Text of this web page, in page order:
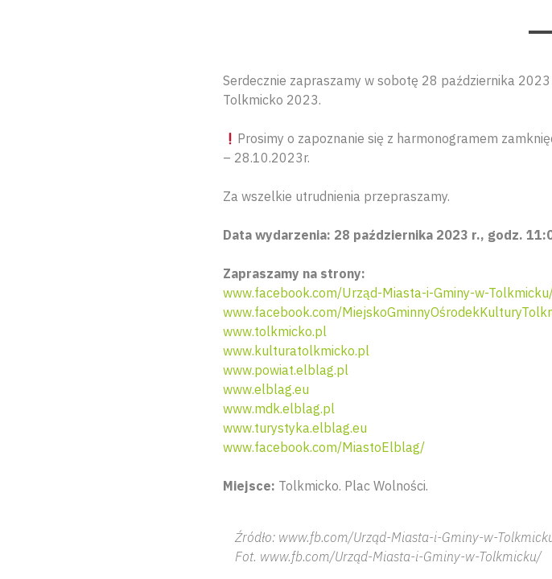
Serdecznie zapraszamy w sobotę 28 października
Tolkmicko 2023.
Prosimy o zapoznanie się z harmonogramem
– 28.10.2023r.
Za wszelkie utrudnienia przepraszamy.
Data wydarzenia: 28 października 2023 r., godz.
Zapraszamy na strony:
www.facebook.com/Urząd-Miasta-i-Gminy-w-
www.facebook.com/
www.tolkmicko.pl
www.kulturatolkmicko.pl
www.powiat.elblag.pl
www.elblag.eu
www.mdk.elblag.pl
www.turystyka.elblag.eu
www.facebook.com/MiastoElblag/
Miejsce: Tolkmicko. Plac Wolności.
Źródło: www.fb.com/Urząd-Miasta-i-Gminy-w-
Fot. www.fb.com/Urząd-Miasta-i-Gminy-w-Tolkmicku/